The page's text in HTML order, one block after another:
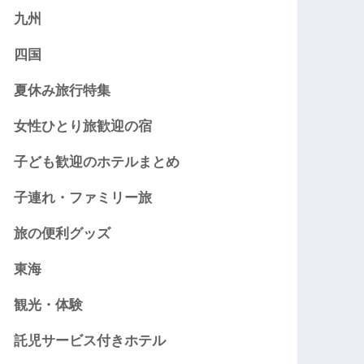
九州
四国
夏休み旅行特集
女性ひとり旅歓迎の宿
子ども歓迎のホテルまとめ
子連れ・ファミリー旅
旅の便利グッズ
東海
観光・体験
託児サービス付きホテル